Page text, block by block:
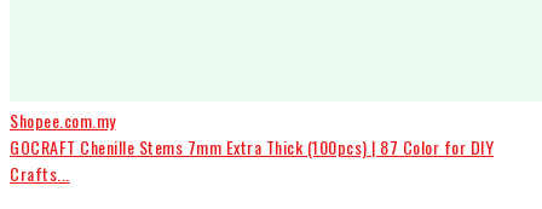
Shopee.com.my
GOCRAFT Chenille Stems 7mm Extra Thick (100pcs) | 87 Color for DIY
Crafts...